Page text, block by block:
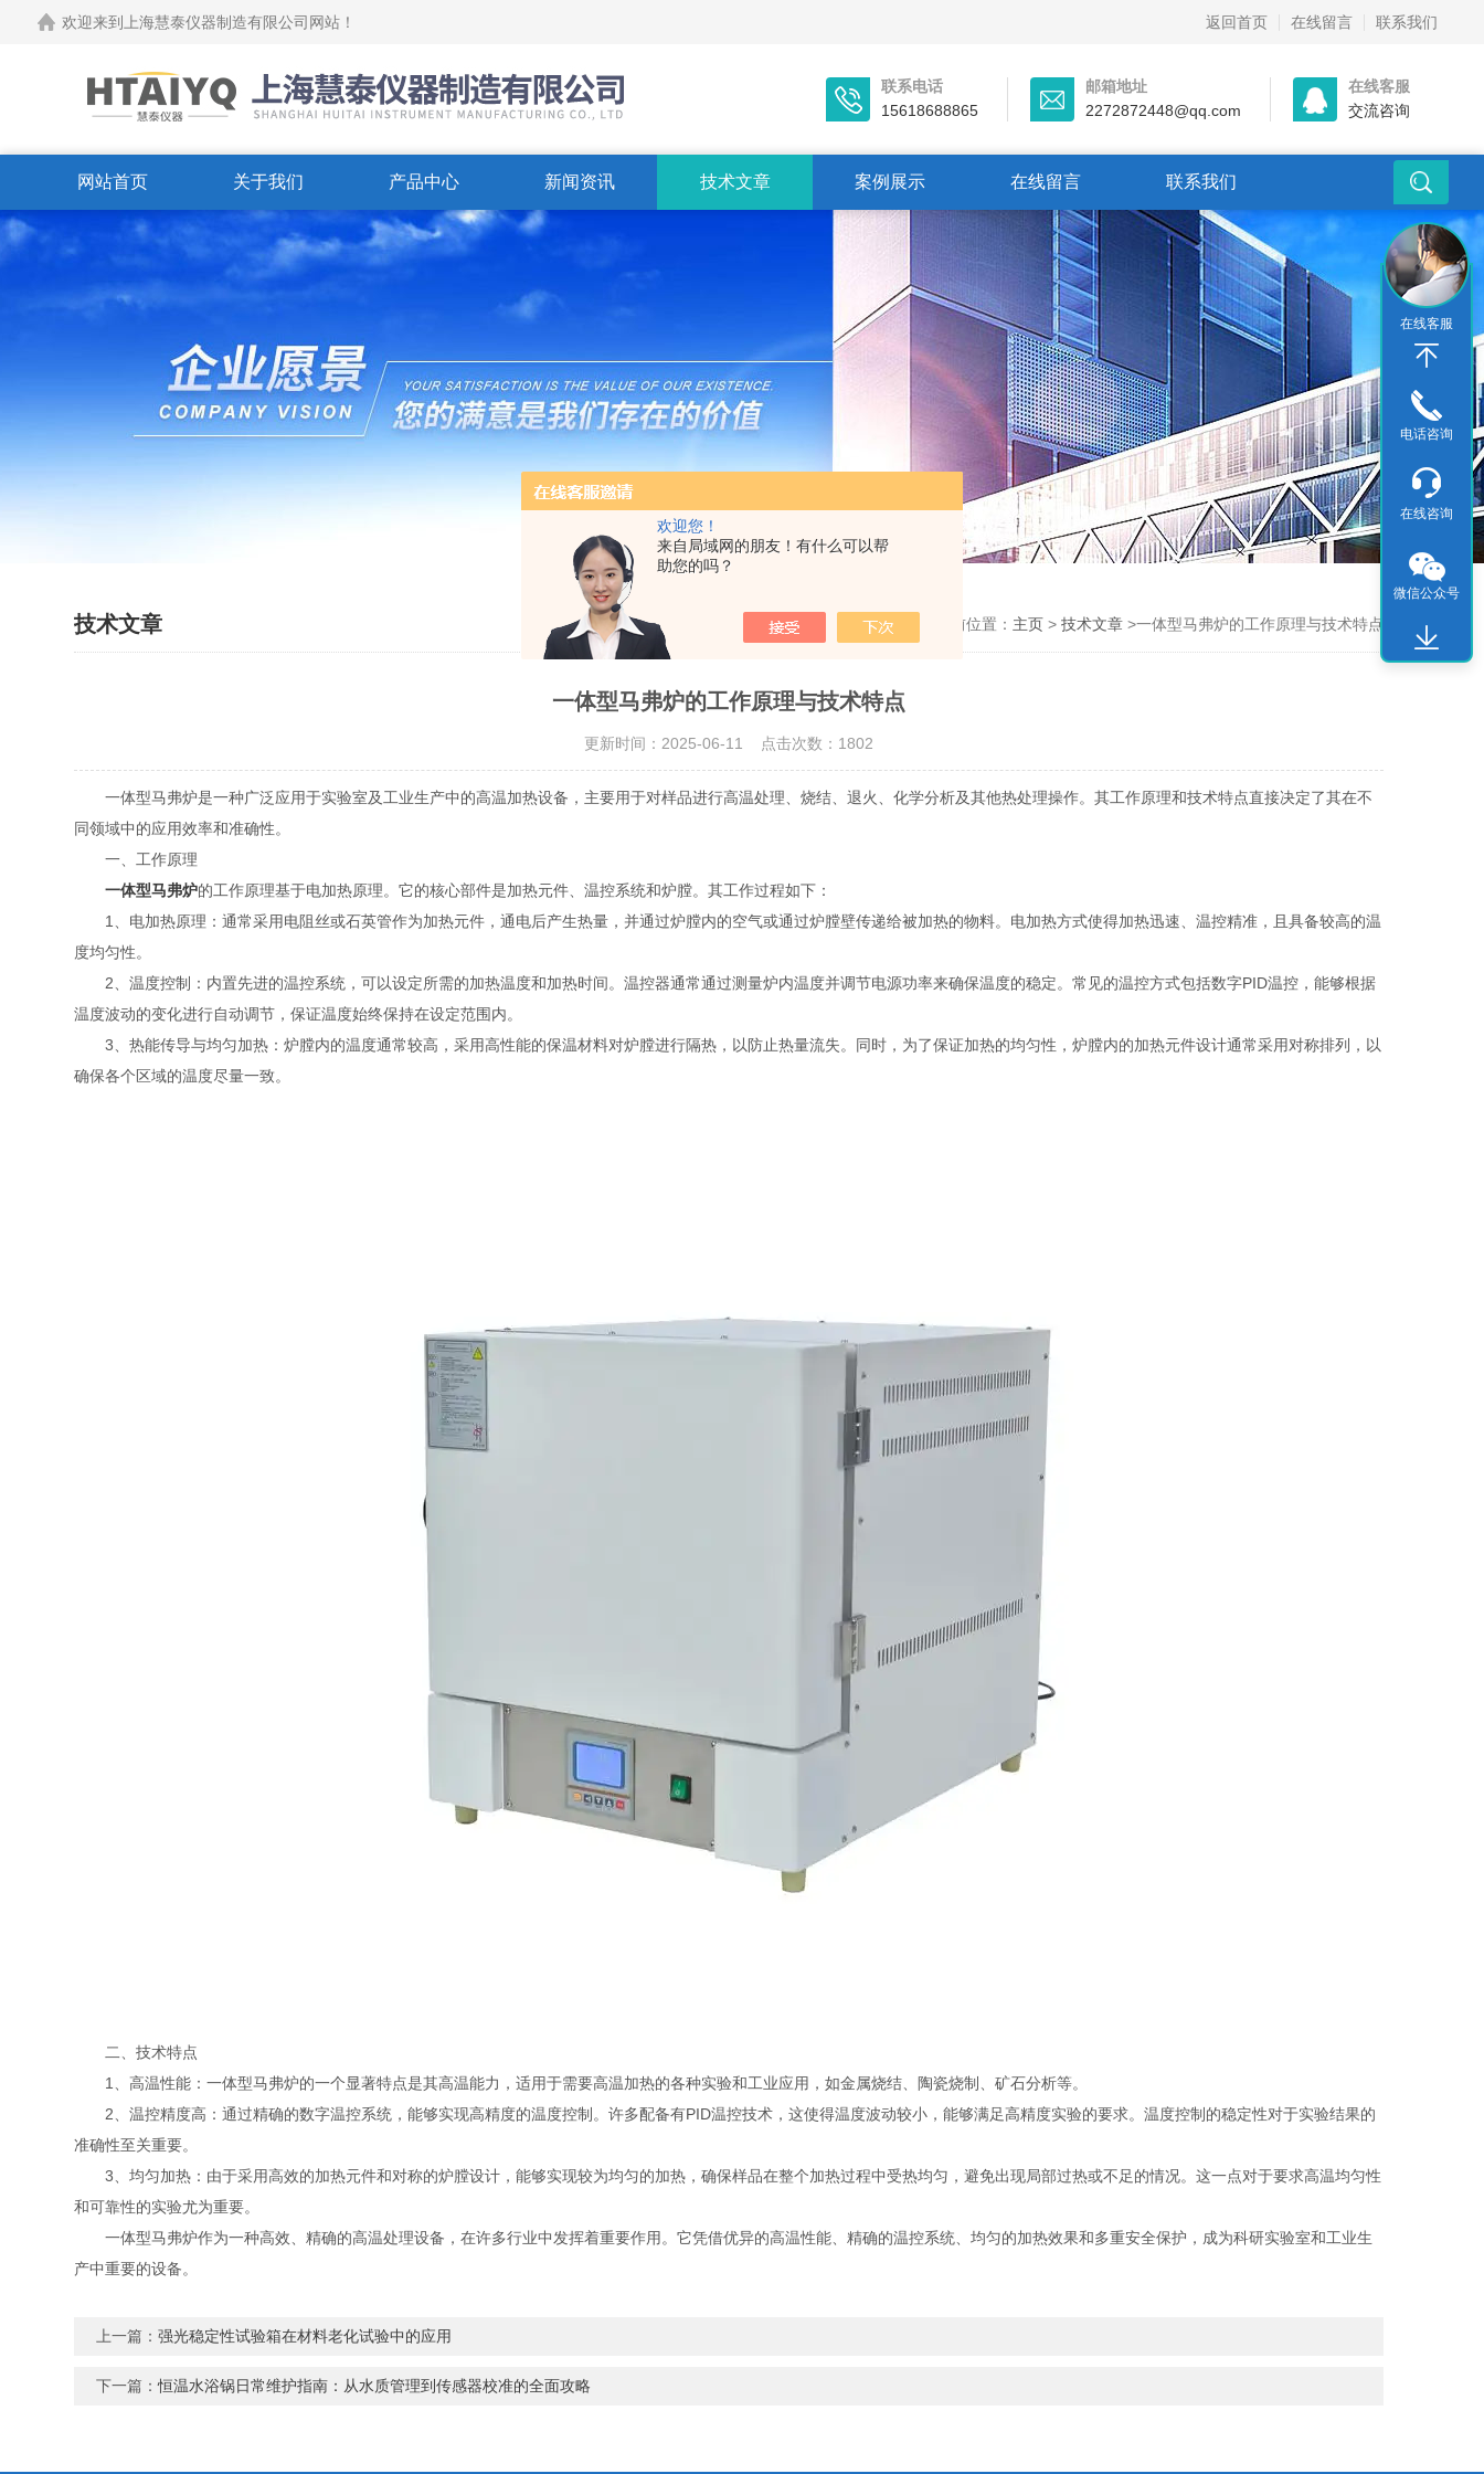
欢迎您！
来自局域网的朋友！有什么可以帮
助您的吗？
欢迎来到上海慧泰仪器制造有限公司网站！ 返回首页 在线留言 联系我们
联系电话
15618688865
邮箱地址
2272872448@qq.com
在线客服
交流咨询
网站首页 关于我们 产品中心 新闻资讯 技术文章 案例展示 在线留言 联系我们
技术文章 当前位置： 主页> 技术文章>一体型马弗炉的工作原理与技术特点
一体型马弗炉的工作原理与技术特点
更新时间：2025-06-11 点击次数：1802
一体型马弗炉是一种广泛应用于实验室及工业生产中的高温加热设备，主要用于对样品进行高温处理、烧结、退火、化学分析及其他热处理操作。其工作原理和技术特点直接决定了其在不
同领域中的应用效率和准确性。
一、工作原理
一体型马弗炉的工作原理基于电加热原理。它的核心部件是加热元件、温控系统和炉膛。其工作过程如下：
1、电加热原理：通常采用电阻丝或石英管作为加热元件，通电后产生热量，并通过炉膛内的空气或通过炉膛壁传递给被加热的物料。电加热方式使得加热迅速、温控精准，且具备较高的温
度均匀性。
2、温度控制：内置先进的温控系统，可以设定所需的加热温度和加热时间。温控器通常通过测量炉内温度并调节电源功率来确保温度的稳定。常见的温控方式包括数字PID温控，能够根据
温度波动的变化进行自动调节，保证温度始终保持在设定范围内。
3、热能传导与均匀加热：炉膛内的温度通常较高，采用高性能的保温材料对炉膛进行隔热，以防止热量流失。同时，为了保证加热的均匀性，炉膛内的加热元件设计通常采用对称排列，以
确保各个区域的温度尽量一致。
二、技术特点
1、高温性能：一体型马弗炉的一个显著特点是其高温能力，适用于需要高温加热的各种实验和工业应用，如金属烧结、陶瓷烧制、矿石分析等。
2、温控精度高：通过精确的数字温控系统，能够实现高精度的温度控制。许多配备有PID温控技术，这使得温度波动较小，能够满足高精度实验的要求。温度控制的稳定性对于实验结果的
准确性至关重要。
3、均匀加热：由于采用高效的加热元件和对称的炉膛设计，能够实现较为均匀的加热，确保样品在整个加热过程中受热均匀，避免出现局部过热或不足的情况。这一点对于要求高温均匀性
和可靠性的实验尤为重要。
一体型马弗炉作为一种高效、精确的高温处理设备，在许多行业中发挥着重要作用。它凭借优异的高温性能、精确的温控系统、均匀的加热效果和多重安全保护，成为科研实验室和工业生
产中重要的设备。
上一篇：强光稳定性试验箱在材料老化试验中的应用
下一篇：恒温水浴锅日常维护指南：从水质管理到传感器校准的全面攻略
在线客服
电话咨询
在线咨询
微信公众号